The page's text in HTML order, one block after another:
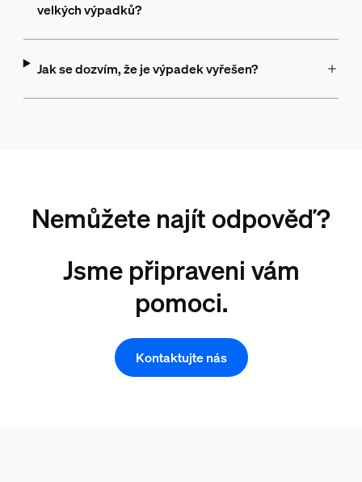
velkých výpadků?
Jak se dozvím, že je výpadek vyřešen?
Nemůžete najít odpověď?
Jsme připraveni vám
pomoci.
Kontaktujte nás